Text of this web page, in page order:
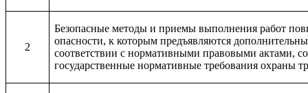
2
Безопасные методы и приемы выполнения работ
опасности, к которым предъявляются
соответствии с нормативными правовыми актами,
государственные нормативные требования охраны